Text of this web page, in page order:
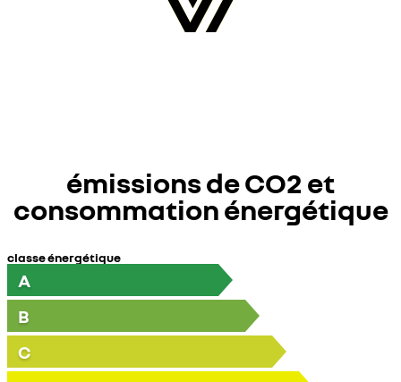
émissions de CO2 et
consommation énergétique
classe énergétique
A
B
C